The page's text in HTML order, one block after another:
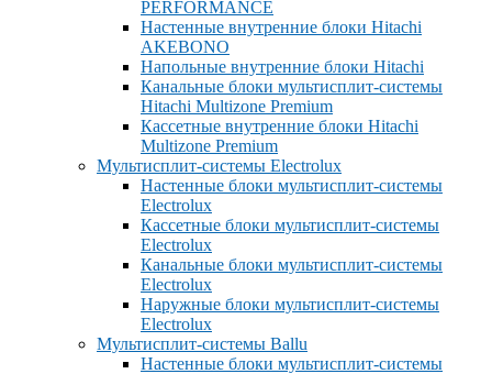
PERFORMANCE
Настенные внутренние блоки Hitachi
AKEBONO
Напольные внутренние блоки Hitachi
Канальные блоки мультисплит-системы
Hitachi Multizone Premium
Кассетные внутренние блоки Hitachi
Multizone Premium
Мультисплит-системы Electrolux
Настенные блоки мультисплит-системы
Electrolux
Кассетные блоки мультисплит-системы
Electrolux
Канальные блоки мультисплит-системы
Electrolux
Наружные блоки мультисплит-системы
Electrolux
Мультисплит-системы Ballu
Настенные блоки мультисплит-системы